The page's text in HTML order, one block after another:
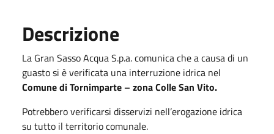
Descrizione
La Gran Sasso Acqua S.p.a. comunica che a causa di un
guasto si è verificata una interruzione idrica nel
Comune di Tornimparte – zona Colle San Vito.
Potrebbero verificarsi disservizi nell’erogazione idrica
su tutto il territorio comunale.